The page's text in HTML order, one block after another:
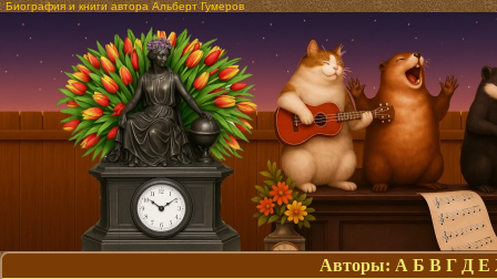
Биография и книги автора Альберт Гумеров
Авторы: А Б В Г Д Е